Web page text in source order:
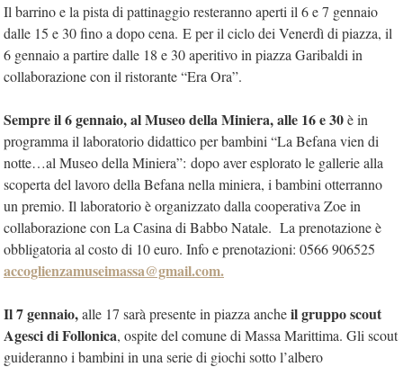
Il barrino e la pista di pattinaggio resteranno aperti il 6 e 7 gennaio
dalle 15 e 30 fino a dopo cena. E per il ciclo dei Venerdì di piazza, il
6 gennaio a partire dalle 18 e 30 aperitivo in piazza Garibaldi in
collaborazione con il ristorante “Era Ora”.
Sempre il 6 gennaio, al Museo della Miniera, alle 16 e 30è in
programma il laboratorio didattico per bambini “La Befana vien di
notte…al Museo della Miniera”: dopo aver esplorato le gallerie alla
scoperta del lavoro della Befana nella miniera, i bambini otterranno
un premio. Il laboratorio è organizzato dalla cooperativa Zoe in
collaborazione con La Casina di Babbo Natale. La prenotazione è
obbligatoria al costo di 10 euro. Info e prenotazioni: 0566 906525
accoglienzamuseimassa@gmail.com.
Il 7 gennaio,alle 17 sarà presente in piazza ancheil gruppo scout
Agesci di Follonica, ospite del comune di Massa Marittima. Gli scout
guideranno i bambini in una serie di giochi sotto l’albero